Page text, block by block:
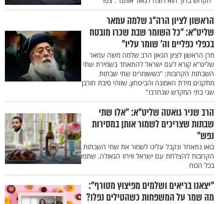
הראשון לציון הרה"ג שלמה עמאר
שליט"א: "כל השומר שבת שכרו מובטח
בכפלי כפליים וה' שומר עליו"
מרן הראשון לציון הגאון הרב שלמה משה עמאר
שליט"א קורא לעם ישראל להתאחד בשמירת שתי
השבתות הקרובות: "כששומרים שתי שבתות
מתקנים מידת האמונה והביטחון, שזוהי סיבת חורבן
שני בתי המקדש שנחרבו"
הרב שניר גואטה שליט"א: "אלו שתי
שבתות שצריכים לשמור אותן במסירות
נפש"
בואו נתאחד ונקבל עלינו לשמור את שתי השבתות
הקרובות להצלחת עם ישראל וזירוז הגאולה. שתפו
בכל הכוח
"יצאנו בריאים ושלמים מפיצוץ מטורף":
מה שמר על המשפחות כשהטילים נפלו?